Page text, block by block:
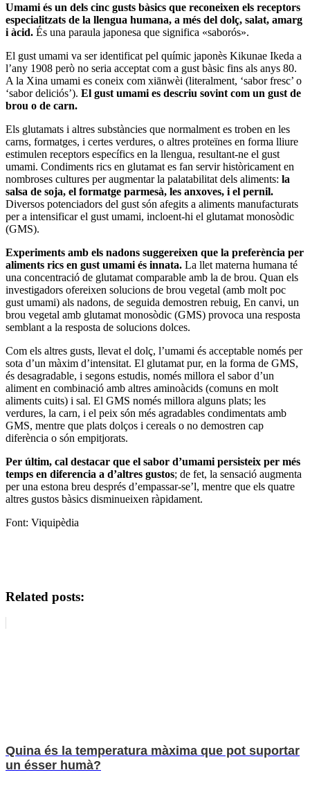
Umami és un dels cinc gusts bàsics que reconeixen els receptors
especialitzats de la llengua humana, a més del dolç, salat, amarg
i àcid. És una paraula japonesa que significa «saborós».
El gust umami va ser identificat pel químic japonès Kikunae Ikeda a
l’any 1908 però no seria acceptat com a gust bàsic fins als anys 80.
A la Xina umami es coneix com xiānwèi (literalment, ‘sabor fresc’ o
‘sabor deliciós’). El gust umami es descriu sovint com un gust de
brou o de carn.
Els glutamats i altres substàncies que normalment es troben en les
carns, formatges, i certes verdures, o altres proteïnes en forma lliure
estimulen receptors específics en la llengua, resultant-ne el gust
umami. Condiments rics en glutamat es fan servir històricament en
nombroses cultures per augmentar la palatabilitat dels aliments: la
salsa de soja, el formatge parmesà, les anxoves, i el pernil.
Diversos potenciadors del gust són afegits a aliments manufacturats
per a intensificar el gust umami, incloent-hi el glutamat monosòdic
(GMS).
Experiments amb els nadons suggereixen que la preferència per
aliments rics en gust umami és innata. La llet materna humana té
una concentració de glutamat comparable amb la de brou. Quan els
investigadors ofereixen solucions de brou vegetal (amb molt poc
gust umami) als nadons, de seguida demostren rebuig, En canvi, un
brou vegetal amb glutamat monosòdic (GMS) provoca una resposta
semblant a la resposta de solucions dolces.
Com els altres gusts, llevat el dolç, l’umami és acceptable només per
sota d’un màxim d’intensitat. El glutamat pur, en la forma de GMS,
és desagradable, i segons estudis, només millora el sabor d’un
aliment en combinació amb altres aminoàcids (comuns en molt
aliments cuits) i sal. El GMS només millora alguns plats; les
verdures, la carn, i el peix són més agradables condimentats amb
GMS, mentre que plats dolços i cereals o no demostren cap
diferència o són empitjorats.
Per últim, cal destacar que el sabor d’umami persisteix per més
temps en diferencia a d’altres gustos; de fet, la sensació augmenta
per una estona breu després d’empassar-se’l, mentre que els quatre
altres gustos bàsics disminueixen ràpidament.
Font: Viquipèdia
Related posts:
Quina és la temperatura màxima que pot suportar
un ésser humà?